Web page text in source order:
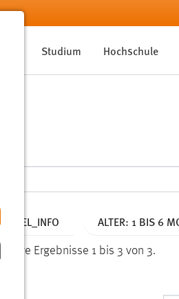
Studium Hochschule
ALTER: 1 BIS 6
Zeige Ergebnisse 1 bis 3 von 3.